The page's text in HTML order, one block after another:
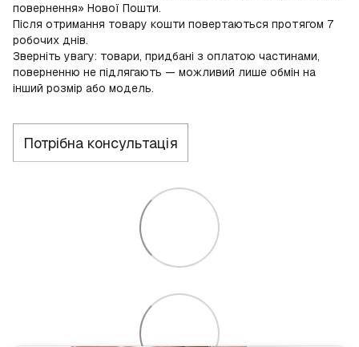
повернення» Нової Пошти.
Після отримання товару кошти повертаються протягом 7
робочих днів.
Зверніть увагу: товари, придбані з оплатою частинами,
поверненню не підлягають — можливий лише обмін на
інший розмір або модель.
Потрібна консультація